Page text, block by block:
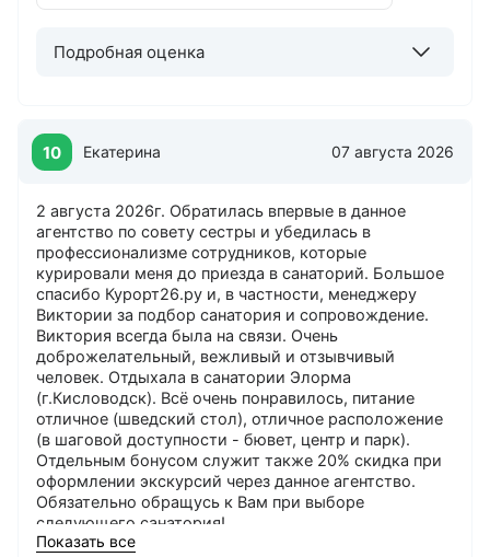
Подробная оценка
10 Екатерина 07 августа 2026
2 августа 2026г. Обратилась впервые в данное
агентство по совету сестры и убедилась в
профессионализме сотрудников, которые
курировали меня до приезда в санаторий. Большое
спасибо Курорт26.ру и, в частности, менеджеру
Виктории за подбор санатория и сопровождение.
Виктория всегда была на связи. Очень
доброжелательный, вежливый и отзывчивый
человек. Отдыхала в санатории Элорма
(г.Кисловодск). Всё очень понравилось, питание
отличное (шведский стол), отличное расположение
(в шаговой доступности - бювет, центр и парк).
Отдельным бонусом служит также 20% скидка при
оформлении экскурсий через данное агентство.
Обязательно обращусь к Вам при выборе
следующего санатория!
Показать все